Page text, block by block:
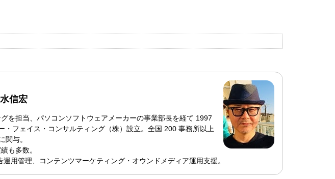
信宏
を担当、パソコンソフトウェアメーカーの事業部長を経て 1997
フェイス・コンサルティング（株）設立。全国 200 事務所以上
関与。
も多数。
用管理、コンテンツマーケティング・オウンドメディア運用支援。